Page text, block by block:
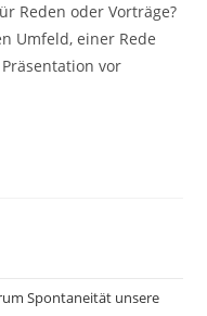
Reden oder Vorträge?
Umfeld, einer Rede
vor
Spontaneität unsere